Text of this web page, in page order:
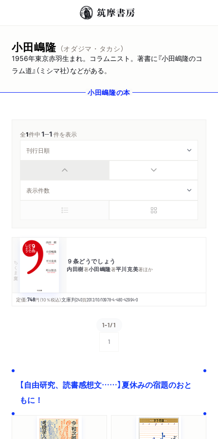
小田嶋隆 （オダジマ・タカシ）
1956年東京赤羽生まれ。コラムニスト。著書に『小田嶋隆のコ
ラム道』（ミシマ社）などがある。
小田嶋隆の本
全1件中1─1件を表示
ちくま文庫 ９条どうでしょう
内田樹著小田嶋隆著平川克美著ほか
定価:748円 （10％税込）文庫判240頁2012/10/10978-4-480-42994-0
1-1/1
1
【自由研究、読書感想文……】夏休みの宿題のおと
もに！